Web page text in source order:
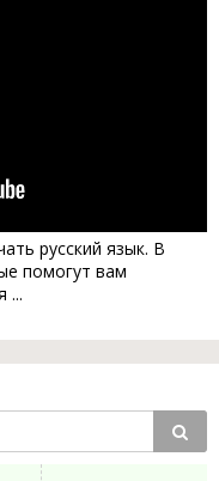
русский язык. В
помогут вам
...